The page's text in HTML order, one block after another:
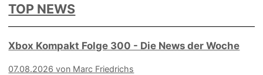
TOP NEWS
Xbox Kompakt Folge 300 - Die News der Woche
07.08.2026 von Marc Friedrichs